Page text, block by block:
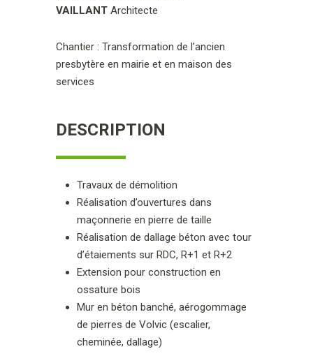
VAILLANT Architecte
Chantier : Transformation de l’ancien
presbytère en mairie et en maison des
services
DESCRIPTION
Travaux de démolition
Réalisation d’ouvertures dans
maçonnerie en pierre de taille
Réalisation de dallage béton avec tour
d’étaiements sur RDC, R+1 et R+2
Extension pour construction en
ossature bois
Mur en béton banché, aérogommage
de pierres de Volvic (escalier,
cheminée, dallage)